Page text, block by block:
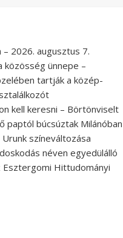
– 2026. augusztus 7.
közösség ünnepe –
tartják a közép-
kell keresni – Börtönviselt
paptól búcsúztak Milánóban
Urunk színeváltozása
néven egyedülálló
Esztergomi Hittudományi